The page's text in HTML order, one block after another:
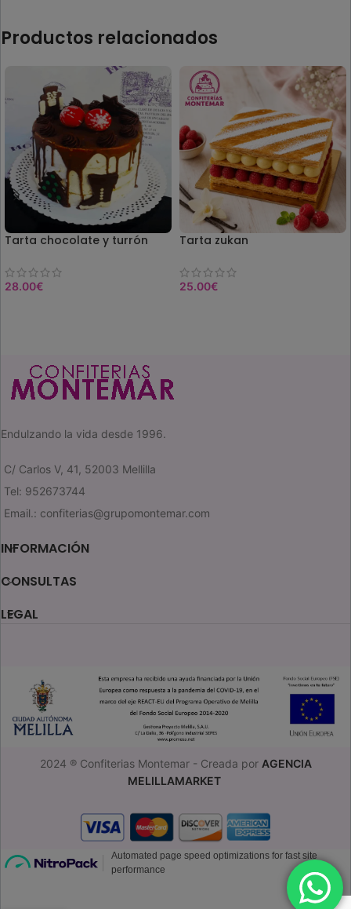
Productos relacionados
Tarta chocolate y turrón
28.00€
Tarta zukan
25.00€
Endulzando la vida desde 1996.
C/ Carlos V, 41, 52003 Mellilla
Tel: 952673744
Email.: confiterias@grupomontemar.com
INFORMACIÓN
CONSULTAS
LEGAL
2024 ® Confiterias Montemar - Creada por AGENCIA
MELILLAMARKET